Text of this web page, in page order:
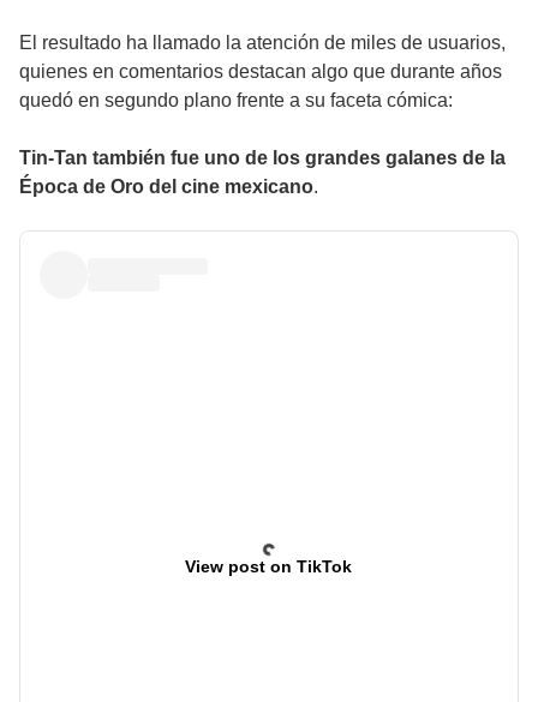
El resultado ha llamado la atención de miles de usuarios,
quienes en comentarios destacan algo que durante años
quedó en segundo plano frente a su faceta cómica:
Tin-Tan también fue uno de los grandes galanes de la
Época de Oro del cine mexicano.
View post on TikTok